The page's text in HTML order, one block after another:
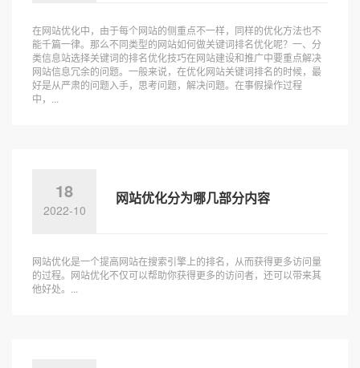
在网站优化中，由于每个网站的侧重点不一样，同样的优化方法也不
能千篇一律。那么不同类型的网站如何做关键词排名优化呢？一、分
类信息站选择关键词的排名优化技巧在网站建设和推广中要重点解决
网站信息冗余的问题。一般来说，在优化网站关键词排名的时候，最
好是从严肃的问题入手，思考问题，解决问题。在事假操作过程
中，...
18
2022-10
网站优化分为哪几部分内容
网站优化是一个提高网站在搜索引擎上的排名，从而获得更多访问量
的过程。网站优化不仅可以帮助你获得更多的访问者，还可以带来其
他好处。...